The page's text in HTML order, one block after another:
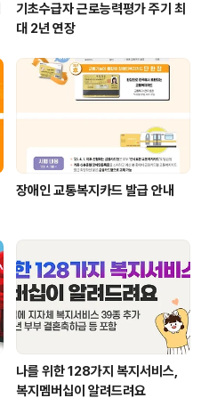
기초수급자 근로능력평가 주기 최
대 2년 연장
장애인 교통복지카드 발급 안내
나를 위한 128가지 복지서비스,
복지멤버십이 알려드려요